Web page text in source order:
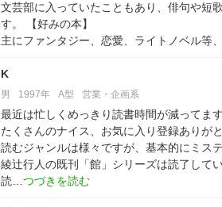
文芸部に入っていたこともあり、俳句や短
す。
【好みの本】
主にファンタジー、恋愛、ライトノベル等
K
男 1997年 A型 営業・企画系
最近は忙しくめっきり読書時間が減ってま
たくさんのナイス、お気に入り登録ありが
読むジャンルは様々ですが、基本的にミステ
綾辻行人の既刊「館」シリーズは読了して
読